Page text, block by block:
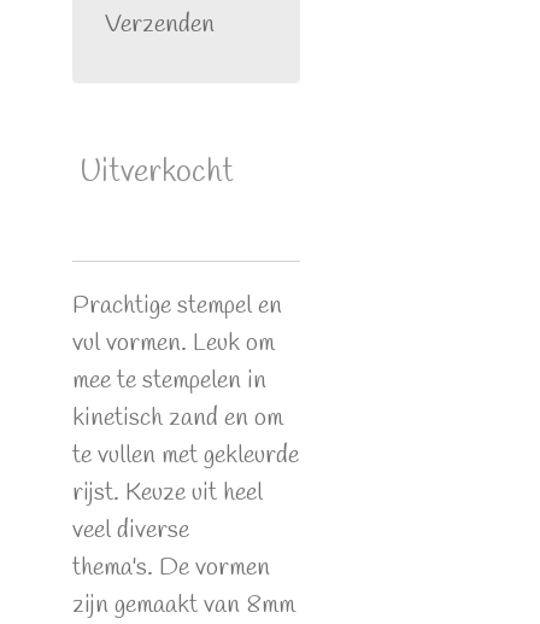
Verzenden
Uitverkocht
Prachtige stempel en
vul vormen. Leuk om
mee te stempelen in
kinetisch zand en om
te vullen met gekleurde
rijst. Keuze uit heel
veel diverse
thema's. De vormen
zijn gemaakt van 8mm